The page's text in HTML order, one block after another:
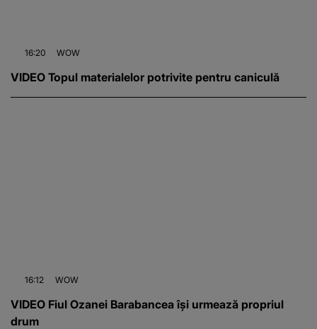
16:20 WOW
VIDEO Topul materialelor potrivite pentru caniculă
16:12 WOW
VIDEO Fiul Ozanei Barabancea își urmează propriul
drum